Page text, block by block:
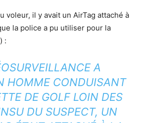
voleur, il y avait un AirTag attaché à
la police a pu utiliser pour la
) :
A
HOMME CONDUISANT
DE GOLF LOIN DES
DU SUSPECT, UN